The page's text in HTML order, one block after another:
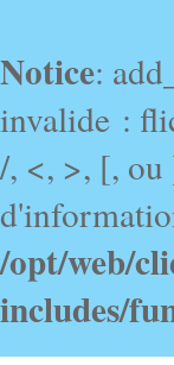
Notice:
invalide :
/, <, >, [,
/opt/web/
includes/